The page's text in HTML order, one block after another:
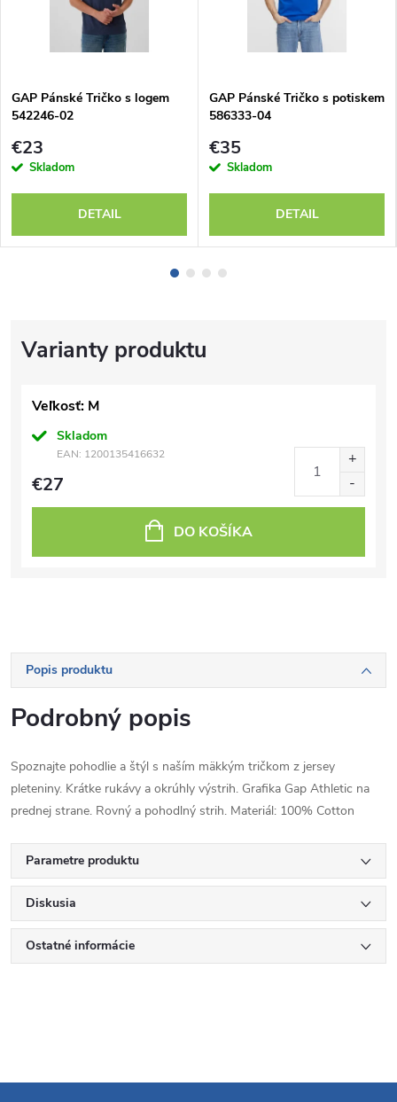
Veľkosť: M
Skladom
EAN: 1200135416632
€27
DO KOŠÍKA
Popis produktu
Podrobný popis
Spoznajte pohodlie a štýl s naším mäkkým tričkom z jersey
pleteniny. Krátke rukávy a okrúhly výstrih. Grafika Gap Athletic na
prednej strane. Rovný a pohodlný strih. Materiál: 100% Cotton
Parametre produktu
Diskusia
Ostatné informácie
GAP Pánské Tričko s logem
542246-02
€23
Skladom
DETAIL
GAP Pánské Tričko s potiskem
586333-04
€35
Skladom
DETAIL